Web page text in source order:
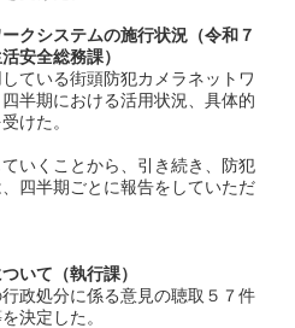
クシステムの施行状況（令和７
安全総務課）
ている街頭防犯カメラネットワ
半期における活用状況、具体的
けた。
いくことから、引き続き、防犯
四半期ごとに報告をしていただ
いて（執行課）
政処分に係る意見の聴取５７件
決定した。